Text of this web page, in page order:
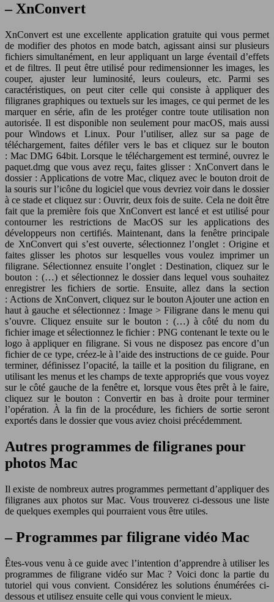
– XnConvert
XnConvert est une excellente application gratuite qui vous permet
de modifier des photos en mode batch, agissant ainsi sur plusieurs
fichiers simultanément, en leur appliquant un large éventail d’effets
et de filtres. Il peut être utilisé pour redimensionner les images, les
couper, ajuster leur luminosité, leurs couleurs, etc. Parmi ses
caractéristiques, on peut citer celle qui consiste à appliquer des
filigranes graphiques ou textuels sur les images, ce qui permet de les
marquer en série, afin de les protéger contre toute utilisation non
autorisée. Il est disponible non seulement pour macOS, mais aussi
pour Windows et Linux. Pour l’utiliser, allez sur sa page de
téléchargement, faites défiler vers le bas et cliquez sur le bouton
: Mac DMG 64bit. Lorsque le téléchargement est terminé, ouvrez le
paquet.dmg que vous avez reçu, faites glisser : XnConvert dans le
dossier : Applications de votre Mac, cliquez avec le bouton droit de
la souris sur l’icône du logiciel que vous devriez voir dans le dossier
à ce stade et cliquez sur : Ouvrir, deux fois de suite. Cela ne doit être
fait que la première fois que XnConvert est lancé et est utilisé pour
contourner les restrictions de MacOS sur les applications des
développeurs non certifiés. Maintenant, dans la fenêtre principale
de XnConvert qui s’est ouverte, sélectionnez l’onglet : Origine et
faites glisser les photos sur lesquelles vous voulez imprimer un
filigrane. Sélectionnez ensuite l’onglet : Destination, cliquez sur le
bouton : (…) et sélectionnez le dossier dans lequel vous souhaitez
enregistrer les fichiers de sortie. Ensuite, allez dans la section
: Actions de XnConvert, cliquez sur le bouton Ajouter une action en
haut à gauche et sélectionnez : Image > Filigrane dans le menu qui
s’ouvre. Cliquez ensuite sur le bouton : (…) à côté du nom du
fichier image et sélectionnez le fichier : PNG contenant le texte ou le
logo à appliquer en filigrane. Si vous ne disposez pas encore d’un
fichier de ce type, créez-le à l’aide des instructions de ce guide. Pour
terminer, définissez l’opacité, la taille et la position du filigrane, en
utilisant les menus et les champs de texte appropriés que vous voyez
sur le côté gauche de la fenêtre et, lorsque vous êtes prêt à le faire,
cliquez sur le bouton : Convertir en bas à droite pour terminer
l’opération. À la fin de la procédure, les fichiers de sortie seront
exportés dans le dossier que vous aviez choisi précédemment.
Autres programmes de filigranes pour
photos Mac
Il existe de nombreux autres programmes permettant d’appliquer des
filigranes aux photos sur Mac. Vous trouverez ci-dessous une liste
de quelques exemples qui pourraient vous être utiles.
– Programmes par filigrane vidéo Mac
Êtes-vous venu à ce guide avec l’intention d’apprendre à utiliser les
programmes de filigrane vidéo sur Mac ? Voici donc la partie du
tutoriel qui vous convient. Considérez les solutions énumérées ci-
dessous et utilisez ensuite celle qui vous convient le mieux.